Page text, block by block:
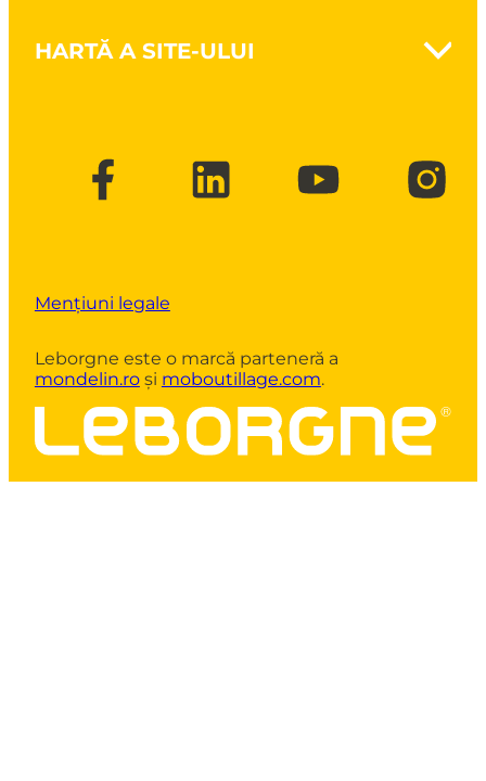
Unelte pentru tăierea crengilor și
Zidărie
HARTĂ A SITE-ULUI
FAQ
Contact
Mențiuni legale
Leborgne este o marcă parteneră a
mondelin.roși moboutillage.com.